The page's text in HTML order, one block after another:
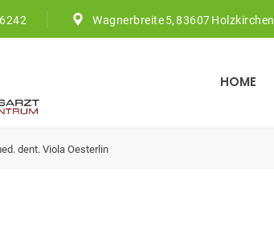
Wagnerbreite 5, 83607 Holzkirchen
HOME
dent. Viola Oesterlin